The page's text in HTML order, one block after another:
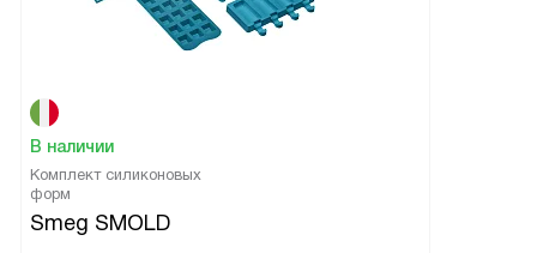
В наличии
Комплект силиконовых
форм
Smeg SMOLD